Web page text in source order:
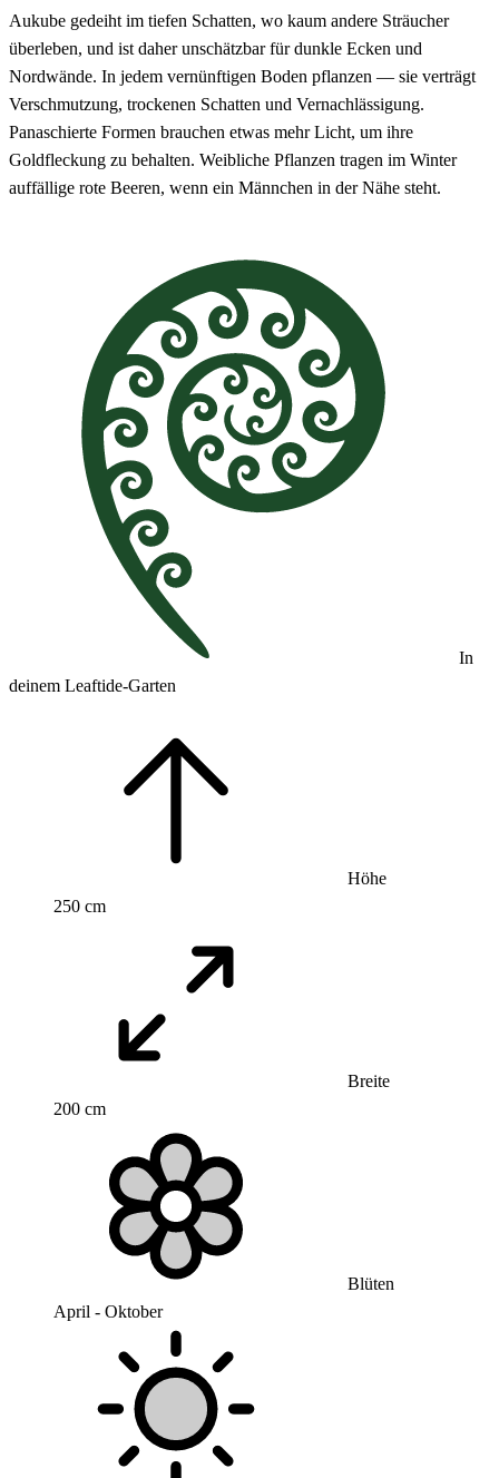
Aukube gedeiht im tiefen Schatten, wo kaum andere Sträucher
überleben, und ist daher unschätzbar für dunkle Ecken und
Nordwände. In jedem vernünftigen Boden pflanzen — sie verträgt
Verschmutzung, trockenen Schatten und Vernachlässigung.
Panaschierte Formen brauchen etwas mehr Licht, um ihre
Goldfleckung zu behalten. Weibliche Pflanzen tragen im Winter
auffällige rote Beeren, wenn ein Männchen in der Nähe steht.
In
deinem Leaftide-Garten
Höhe
250 cm
Breite
200 cm
Blüten
April - Oktober